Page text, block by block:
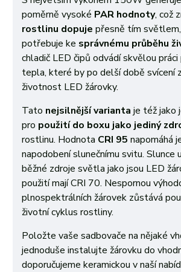
poměrně vysoké PAR hodnoty, což
rostlinu dopuje přesně tím
potřebuje ke správnému průběhu
chladič LED čipů odvádí skvělou
tepla, které by po delší době svícení
životnost LED žárovky.
Tato nejsilnější varianta je též jako
pro použití do boxu jako jediný
rostlinu. Hodnota CRI 95 napomáhá
napodobení slunečnímu svitu. Slunce
běžné zdroje světla jako jsou LED
použití mají CRI 70. Nespornou
plnospektrálních žárovek zůstává
životní cyklus rostliny.
Položte vaše sadbovače na nějaké
jednoduše instalujte žárovku do
doporučujeme keramickou v naší